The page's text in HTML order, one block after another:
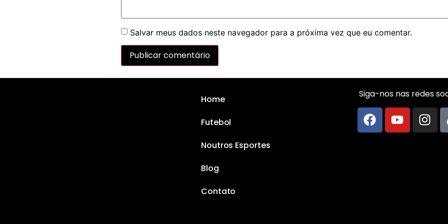
Salvar meus dados neste navegador para a próxima vez que eu comentar.
Home
Futebol
Noutros Esportes
Blog
Contato
Siga-nos nas redes